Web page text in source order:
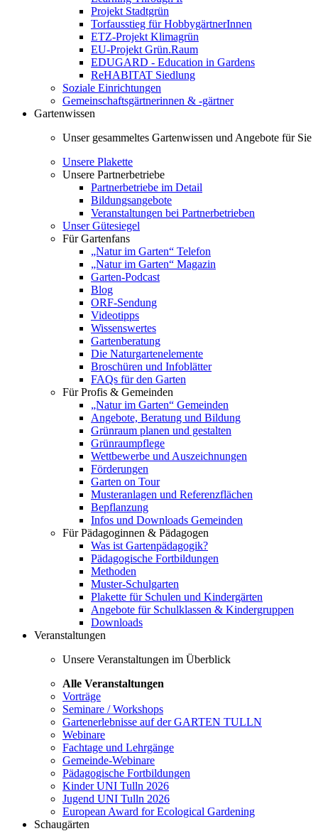
Projekt Stadtgrün
Torfausstieg für HobbygärtnerInnen
ETZ-Projekt Klimagrün
EU-Projekt Grün.Raum
EDUGARD - Education in Gardens
ReHABITAT Siedlung
Soziale Einrichtungen
Gemeinschaftsgärtnerinnen & -gärtner
Gartenwissen
Unser gesammeltes Gartenwissen und Angebote für Sie
Unsere Plakette
Unsere Partnerbetriebe
Partnerbetriebe im Detail
Bildungsangebote
Veranstaltungen bei Partnerbetrieben
Unser Gütesiegel
Für Gartenfans
„Natur im Garten“ Telefon
„Natur im Garten“ Magazin
Garten-Podcast
Blog
ORF-Sendung
Videotipps
Wissenswertes
Gartenberatung
Die Naturgartenelemente
Broschüren und Infoblätter
FAQs für den Garten
Für Profis & Gemeinden
„Natur im Garten“ Gemeinden
Angebote, Beratung und Bildung
Grünraum planen und gestalten
Grünraumpflege
Wettbewerbe und Auszeichnungen
Förderungen
Garten on Tour
Musteranlagen und Referenzflächen
Bepflanzung
Infos und Downloads Gemeinden
Für Pädagoginnen & Pädagogen
Was ist Gartenpädagogik?
Pädagogische Fortbildungen
Methoden
Muster-Schulgarten
Plakette für Schulen und Kindergärten
Angebote für Schulklassen & Kindergruppen
Downloads
Veranstaltungen
Unsere Veranstaltungen im Überblick
Alle Veranstaltungen
Vorträge
Seminare / Workshops
Gartenerlebnisse auf der GARTEN TULLN
Webinare
Fachtage und Lehrgänge
Gemeinde-Webinare
Pädagogische Fortbildungen
Kinder UNI Tulln 2026
Jugend UNI Tulln 2026
European Award for Ecological Gardening
Schaugärten